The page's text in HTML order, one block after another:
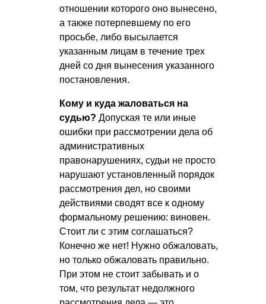
отношении которого оно вынесено,
а также потерпевшему по его
просьбе, либо высылается
указанным лицам в течение трех
дней со дня вынесения указанного
постановления.
Кому и куда жаловаться на
судью? Допуская те или иные
ошибки при рассмотрении дела об
административных
правонарушениях, судьи не просто
нарушают установленный порядок
рассмотрения дел, но своими
действиями сводят все к одному
формальному решению: виновен.
Стоит ли с этим соглашаться?
Конечно же нет! Нужно обжаловать,
но только обжаловать правильно.
При этом не стоит забывать и о
том, что результат недолжного